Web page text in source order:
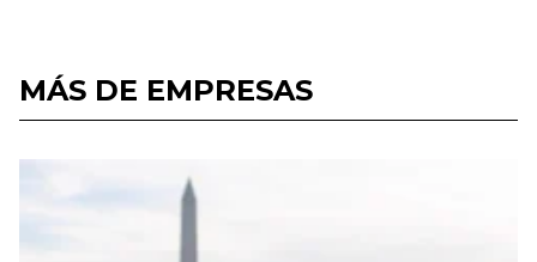
MÁS DE EMPRESAS